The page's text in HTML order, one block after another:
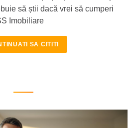
să știi dacă vrei să cumperi
Imobiliare
SA CITITI